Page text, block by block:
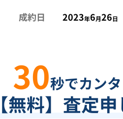
成約日 2023年6月26日
30秒でカンタ
【無料】査定